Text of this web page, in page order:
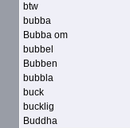
btw
bubba
Bubba om
bubbel
Bubben
bubbla
buck
bucklig
Buddha